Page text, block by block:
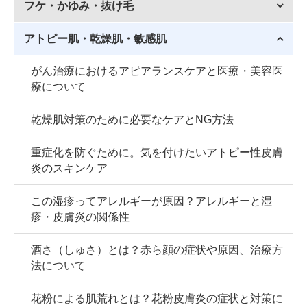
フケ・かゆみ・抜け毛
アトピー肌・乾燥肌・敏感肌
がん治療におけるアピアランスケアと医療・美容医
療について
乾燥肌対策のために必要なケアとNG方法
重症化を防ぐために。気を付けたいアトピー性皮膚
炎のスキンケア
この湿疹ってアレルギーが原因？アレルギーと湿
疹・皮膚炎の関係性
酒さ（しゅさ）とは？赤ら顔の症状や原因、治療方
法について
花粉による肌荒れとは？花粉皮膚炎の症状と対策に